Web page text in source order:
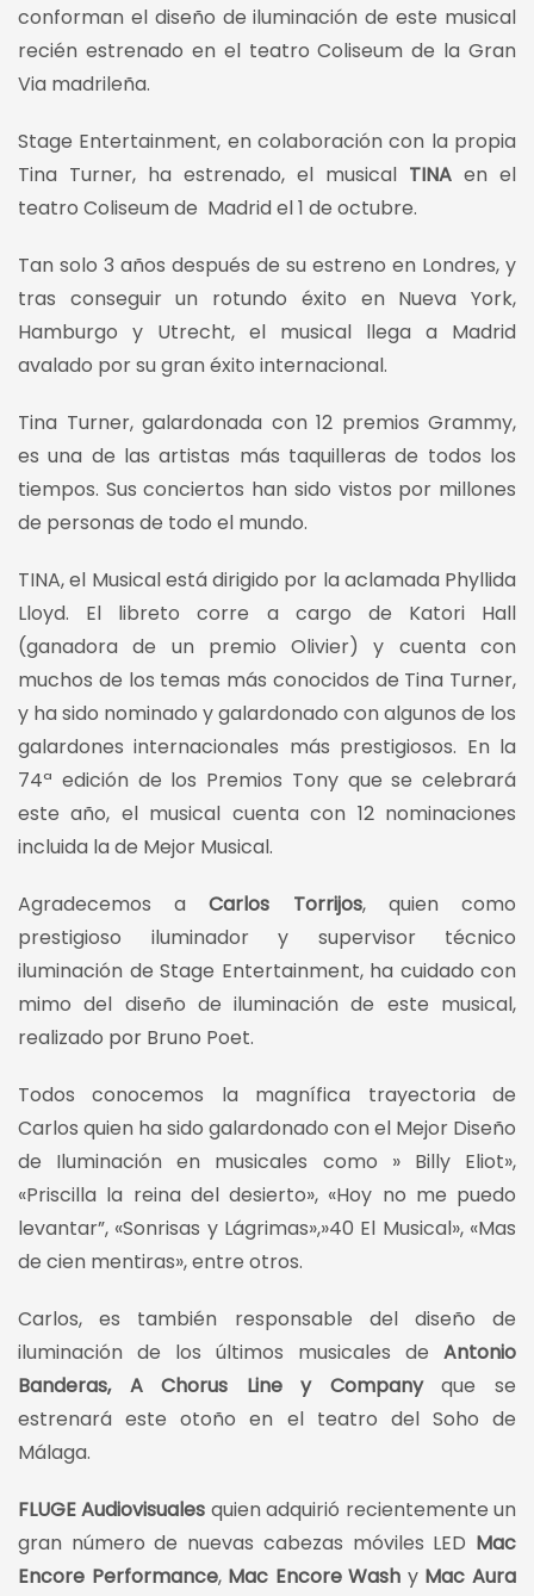
conforman el diseño de iluminación de este musical
recién estrenado en el teatro Coliseum de la Gran
Via madrileña.
Stage Entertainment, en colaboración con la propia
Tina Turner, ha estrenado, el musical TINA en el
teatro Coliseum de Madrid el 1 de octubre.
Tan solo 3 años después de su estreno en Londres, y
tras conseguir un rotundo éxito en Nueva York,
Hamburgo y Utrecht, el musical llega a Madrid
avalado por su gran éxito internacional.
Tina Turner, galardonada con 12 premios Grammy,
es una de las artistas más taquilleras de todos los
tiempos. Sus conciertos han sido vistos por millones
de personas de todo el mundo.
TINA, el Musical está dirigido por la aclamada Phyllida
Lloyd. El libreto corre a cargo de Katori Hall
(ganadora de un premio Olivier) y cuenta con
muchos de los temas más conocidos de Tina Turner,
y ha sido nominado y galardonado con algunos de los
galardones internacionales más prestigiosos. En la
74ª edición de los Premios Tony que se celebrará
este año, el musical cuenta con 12 nominaciones
incluida la de Mejor Musical.
Agradecemos aCarlos Torrijos, quien como
prestigioso iluminador y supervisor técnico
iluminación de Stage Entertainment, ha cuidado con
mimo del diseño de iluminación de este musical,
realizado por Bruno Poet.
Todos conocemos la magnífica trayectoria de
Carlos quien ha sido galardonado con el Mejor Diseño
de Iluminación en musicales como » Billy Eliot»,
«Priscilla la reina del desierto», «Hoy no me puedo
levantar”, «Sonrisas y Lágrimas»,»40 El Musical», «Mas
de cien mentiras», entre otros.
Carlos, es también responsable del diseño de
iluminación de los últimos musicales de Antonio
Banderas, A Chorus Line y Companyque se
estrenará este otoño en el teatro del Soho de
Málaga.
FLUGE Audiovisuales quien adquirió recientemente un
gran número de nuevas cabezas móviles LED Mac
Encore Performance, Mac Encore Wash y Mac Aura